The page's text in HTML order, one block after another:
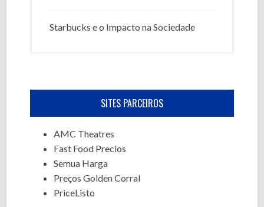
Starbucks e o Impacto na Sociedade
SITES PARCEIROS
AMC Theatres
Fast Food Precios
Semua Harga
Preços Golden Corral
PriceListo